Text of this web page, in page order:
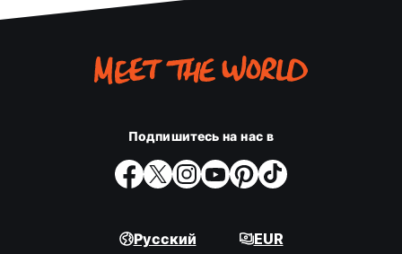
Подпишитесь на нас в
Русский EUR